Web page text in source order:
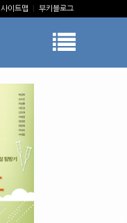
사이트맵 부키블로그